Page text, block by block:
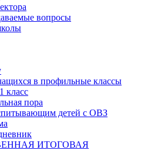
вопросы
в профильные классы
класс
пора
детей с ОВЗ
ИТОГОВАЯ